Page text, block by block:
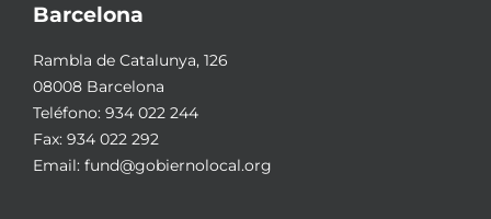
Barcelona
Rambla de Catalunya, 126
08008 Barcelona
Teléfono: 934 022 244
Fax: 934 022 292
Email: fund@gobiernolocal.org